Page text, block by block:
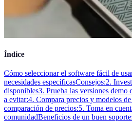
Índice
Cómo seleccionar el software fácil de
necesidades específicasConsejos:2.
disponibles3. Prueba las versiones demo
a evitar:4. Compara precios y modelos
comparación de precios:5. Toma en
comunidadBeneficios de un buen soporte: